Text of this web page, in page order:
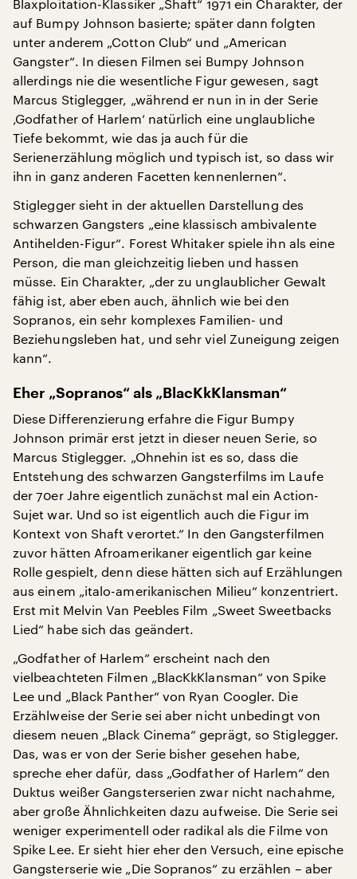
Blaxploitation-Klassiker „Shaft“ 1971 ein Charakter, der
auf Bumpy Johnson basierte; später dann folgten
unter anderem „Cotton Club“ und „American
Gangster“. In diesen Filmen sei Bumpy Johnson
allerdings nie die wesentliche Figur gewesen, sagt
Marcus Stiglegger, „während er nun in in der Serie
‚Godfather of Harlem‘ natürlich eine unglaubliche
Tiefe bekommt, wie das ja auch für die
Serienerzählung möglich und typisch ist, so dass wir
ihn in ganz anderen Facetten kennenlernen“.
Stiglegger sieht in der aktuellen Darstellung des
schwarzen Gangsters „eine klassisch ambivalente
Antihelden-Figur“. Forest Whitaker spiele ihn als eine
Person, die man gleichzeitig lieben und hassen
müsse. Ein Charakter, „der zu unglaublicher Gewalt
fähig ist, aber eben auch, ähnlich wie bei den
Sopranos, ein sehr komplexes Familien- und
Beziehungsleben hat, und sehr viel Zuneigung zeigen
kann“.
Eher „Sopranos“ als „BlacKkKlansman“
Diese Differenzierung erfahre die Figur Bumpy
Johnson primär erst jetzt in dieser neuen Serie, so
Marcus Stiglegger. „Ohnehin ist es so, dass die
Entstehung des schwarzen Gangsterfilms im Laufe
der 70er Jahre eigentlich zunächst mal ein Action-
Sujet war. Und so ist eigentlich auch die Figur im
Kontext von Shaft verortet.“ In den Gangsterfilmen
zuvor hätten Afroamerikaner eigentlich gar keine
Rolle gespielt, denn diese hätten sich auf Erzählungen
aus einem „italo-amerikanischen Milieu“ konzentriert.
Erst mit Melvin Van Peebles Film „Sweet Sweetbacks
Lied“ habe sich das geändert.
„Godfather of Harlem“ erscheint nach den
vielbeachteten Filmen „BlacKkKlansman“ von Spike
Lee und „Black Panther“ von Ryan Coogler. Die
Erzählweise der Serie sei aber nicht unbedingt von
diesem neuen „Black Cinema“ geprägt, so Stiglegger.
Das, was er von der Serie bisher gesehen habe,
spreche eher dafür, dass „Godfather of Harlem“ den
Duktus weißer Gangsterserien zwar nicht nachahme,
aber große Ähnlichkeiten dazu aufweise. Die Serie sei
weniger experimentell oder radikal als die Filme von
Spike Lee. Er sieht hier eher den Versuch, eine epische
Gangsterserie wie „Die Sopranos“ zu erzählen – aber